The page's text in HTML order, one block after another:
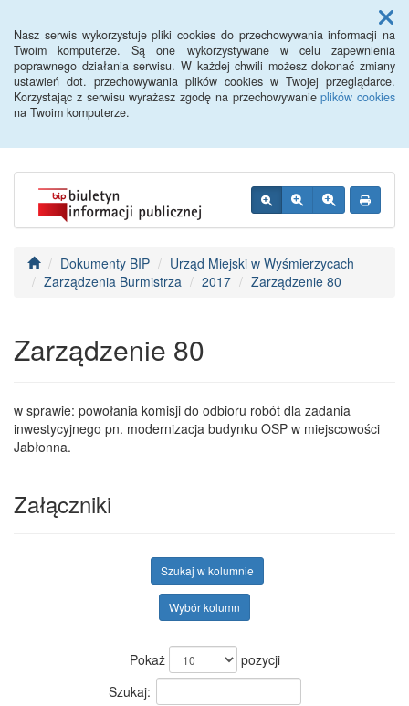
Nasz serwis wykorzystuje pliki cookies do przechowywania informacji na
Twoim komputerze. Są one wykorzystywane w celu zapewnienia
poprawnego działania serwisu. W każdej chwili możesz dokonać zmiany
ustawień dot. przechowywania plików cookies w Twojej przeglądarce.
Korzystając z serwisu wyrażasz zgodę na przechowywanieplików cookies
na Twoim komputerze.
Menu
BIP - Urząd Miejski
Wyśmierzyce
Dokumenty BIP
Urząd Miejski w Wyśmierzycach
Zarządzenia Burmistrza
2017 Zarządzenie 80
Zarządzenie 80
w sprawie: powołania komisji do odbioru robót dla zadania
inwestycyjnego pn. modernizacja budynku OSP w miejscowości
Jabłonna.
Załączniki
Szukaj w kolumnie
Wybór kolumn
Pokaż
pozycji
Szukaj: